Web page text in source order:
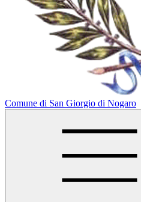
Comune di San Giorgio di Nogaro